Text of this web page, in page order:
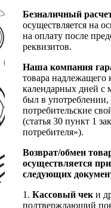
Безналичный
осуществляется на
на оплату после
реквизитов.
Наша компания
товара надлежащего
календарных дней с
был в
потребительские
(статья 30 пункт 1
потребителя»).
Возврат/обмен
осуществляется
следующих
1. Кассовый чеки
подтверждающий